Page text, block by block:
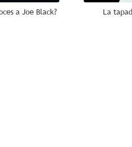
a Joe Black? La